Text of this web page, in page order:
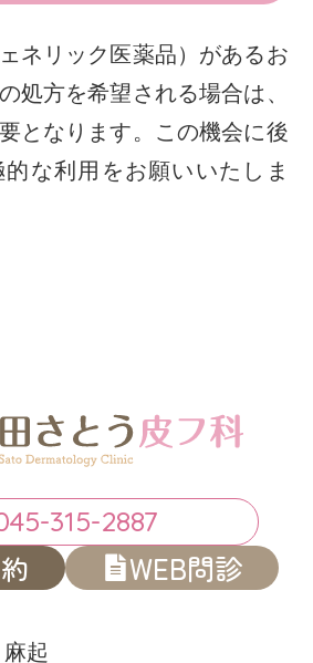
ネリック医薬品）があるお
処方を希望される場合は、
となります。この機会に後
な利用をお願いいたしま
315-2887
WEB問診
起